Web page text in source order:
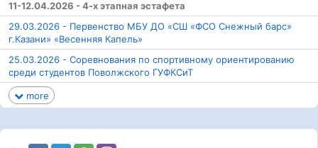
11-12.04.2026 - 4-х этапная эстафета
29.03.2026 - Первенство МБУ ДО «СШ «ФСО Снежный барс»
г.Казани» «Весенняя Капель»
25.03.2026 - Соревнования по спортивному ориентированию
среди студентов Поволжского ГУФКСиТ
more